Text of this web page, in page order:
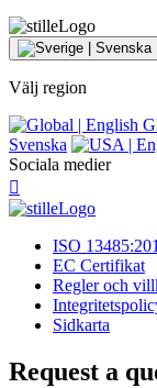
Välj region
Svenska
Sociala medier
ISO
EC Certifikat
Regler och
Sidkarta
Request a